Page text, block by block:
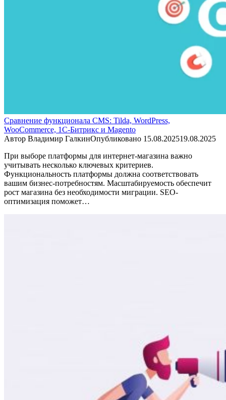
Сравнение функционала CMS: Tilda, WordPress,
WooCommerce, 1C-Битрикс и Magento
Автор Владимир ГалкинОпубликовано 15.08.202519.08.2025
При выборе платформы для интернет-магазина важно
учитывать несколько ключевых критериев.
Функциональность платформы должна соответствовать
вашим бизнес-потребностям. Масштабируемость обеспечит
рост магазина без необходимости миграции. SEO-
оптимизация поможет…